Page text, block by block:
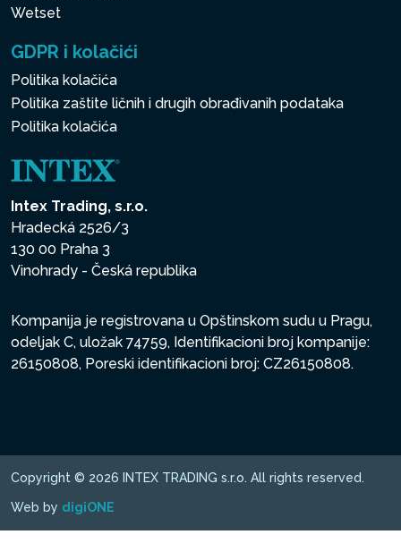
Wetset
GDPR i kolačići
Politika kolačića
Politika zaštite ličnih i drugih obrađivanih podataka
Politika kolačića
Intex Trading, s.r.o.
Hradecká 2526/3
130 00 Praha 3
Vinohrady - Česká republika
Kompanija je registrovana u Opštinskom sudu u Pragu,
odeljak C, uložak 74759, Identifikacioni broj kompanije:
26150808, Poreski identifikacioni broj: CZ26150808.
Copyright © 2026 INTEX TRADING s.r.o. All rights reserved.
Web by digiONE